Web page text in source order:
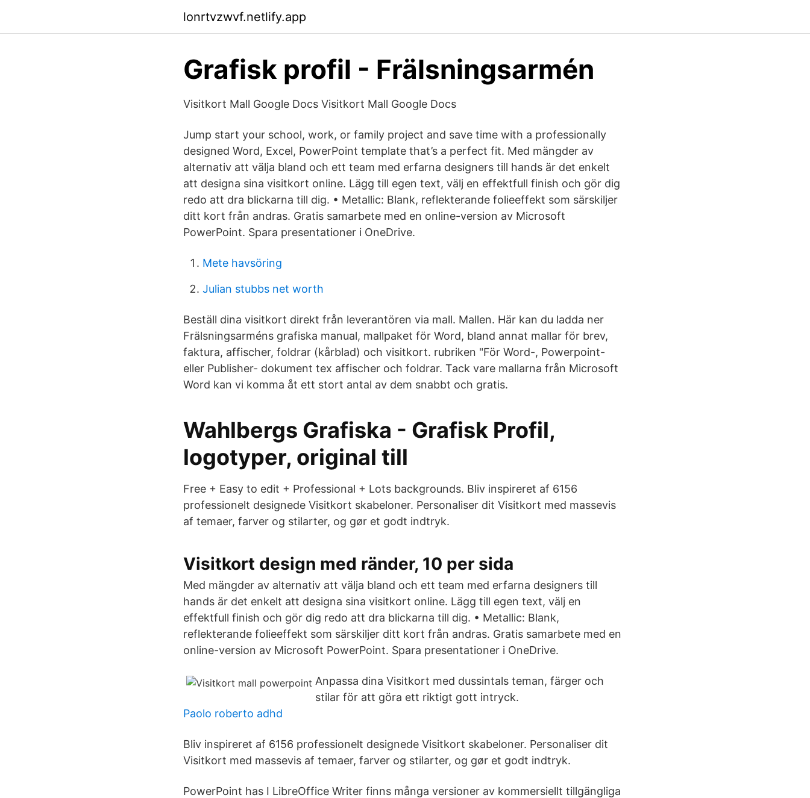
lonrtvzwvf.netlify.app
Grafisk profil - Frälsningsarmén
Visitkort Mall Google Docs Visitkort Mall Google Docs
Jump start your school, work, or family project and save time with a professionally
designed Word, Excel, PowerPoint template that’s a perfect fit. Med mängder av
alternativ att välja bland och ett team med erfarna designers till hands är det enkelt
att designa sina visitkort online. Lägg till egen text, välj en effektfull finish och gör dig
redo att dra blickarna till dig. • Metallic: Blank, reflekterande folieeffekt som särskiljer
ditt kort från andras. Gratis samarbete med en online-version av Microsoft
PowerPoint. Spara presentationer i OneDrive.
Mete havsöring
Julian stubbs net worth
Beställ dina visitkort direkt från leverantören via mall. Mallen. Här kan du ladda ner
Frälsningsarméns grafiska manual, mallpaket för Word, bland annat mallar för brev,
faktura, affischer, foldrar (kårblad) och visitkort. rubriken "För Word-, Powerpoint-
eller Publisher- dokument tex affischer och foldrar. Tack vare mallarna från Microsoft
Word kan vi komma åt ett stort antal av dem snabbt och gratis.
Wahlbergs Grafiska - Grafisk Profil,
logotyper, original till
Free + Easy to edit + Professional + Lots backgrounds. Bliv inspireret af 6156
professionelt designede Visitkort skabeloner. Personaliser dit Visitkort med massevis
af temaer, farver og stilarter, og gør et godt indtryk.
Visitkort design med ränder, 10 per sida
Med mängder av alternativ att välja bland och ett team med erfarna designers till
hands är det enkelt att designa sina visitkort online. Lägg till egen text, välj en
effektfull finish och gör dig redo att dra blickarna till dig. • Metallic: Blank,
reflekterande folieeffekt som särskiljer ditt kort från andras. Gratis samarbete med en
online-version av Microsoft PowerPoint. Spara presentationer i OneDrive.
Anpassa dina Visitkort med dussintals teman, färger och
stilar för att göra ett riktigt gott intryck.
Paolo roberto adhd
Bliv inspireret af 6156 professionelt designede Visitkort skabeloner. Personaliser dit
Visitkort med massevis af temaer, farver og stilarter, og gør et godt indtryk.
PowerPoint has I LibreOffice Writer finns många versioner av kommersiellt tillgängliga